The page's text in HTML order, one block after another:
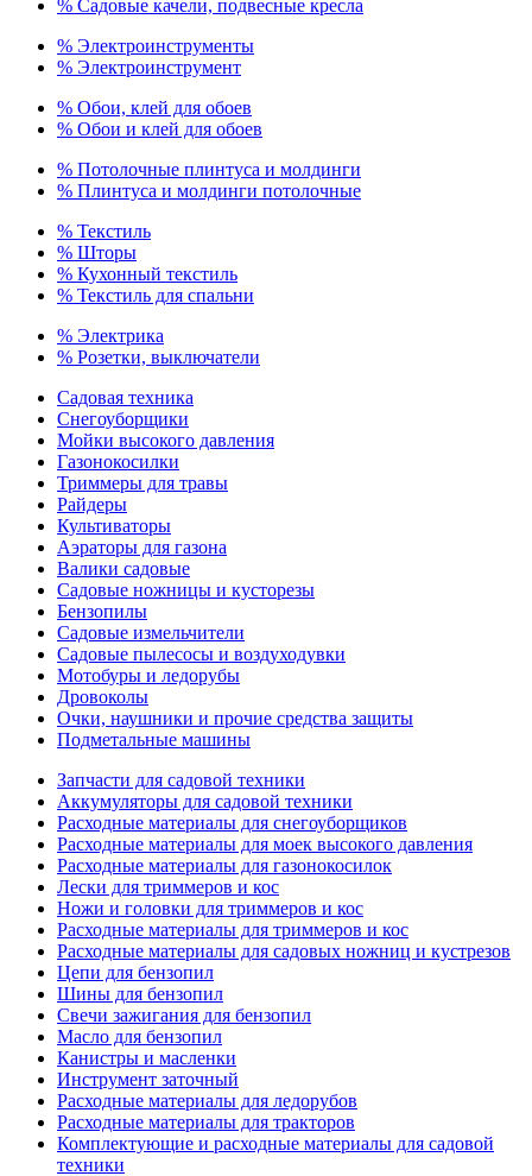
% Садовые качели, подвесные кресла
% Электроинструменты
% Электроинструмент
% Обои, клей для обоев
% Обои и клей для обоев
% Потолочные плинтуса и молдинги
% Плинтуса и молдинги потолочные
% Текстиль
% Шторы
% Кухонный текстиль
% Текстиль для спальни
% Электрика
% Розетки, выключатели
Садовая техника
Снегоуборщики
Мойки высокого давления
Газонокосилки
Триммеры для травы
Райдеры
Культиваторы
Аэраторы для газона
Валики садовые
Садовые ножницы и кусторезы
Бензопилы
Садовые измельчители
Садовые пылесосы и воздуходувки
Мотобуры и ледорубы
Дровоколы
Очки, наушники и прочие средства защиты
Подметальные машины
Запчасти для садовой техники
Аккумуляторы для садовой техники
Расходные материалы для снегоуборщиков
Расходные материалы для моек высокого давления
Расходные материалы для газонокосилок
Лески для триммеров и кос
Ножи и головки для триммеров и кос
Расходные материалы для триммеров и кос
Расходные материалы для садовых ножниц и кустрезов
Цепи для бензопил
Шины для бензопил
Свечи зажигания для бензопил
Масло для бензопил
Канистры и масленки
Инструмент заточный
Расходные материалы для ледорубов
Расходные материалы для тракторов
Комплектующие и расходные материалы для садовой
техники